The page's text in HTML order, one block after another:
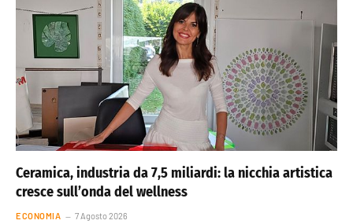
Ceramica, industria da 7,5 miliardi: la nicchia artistica
cresce sull’onda del wellness
ECONOMIA 7 Agosto 2026